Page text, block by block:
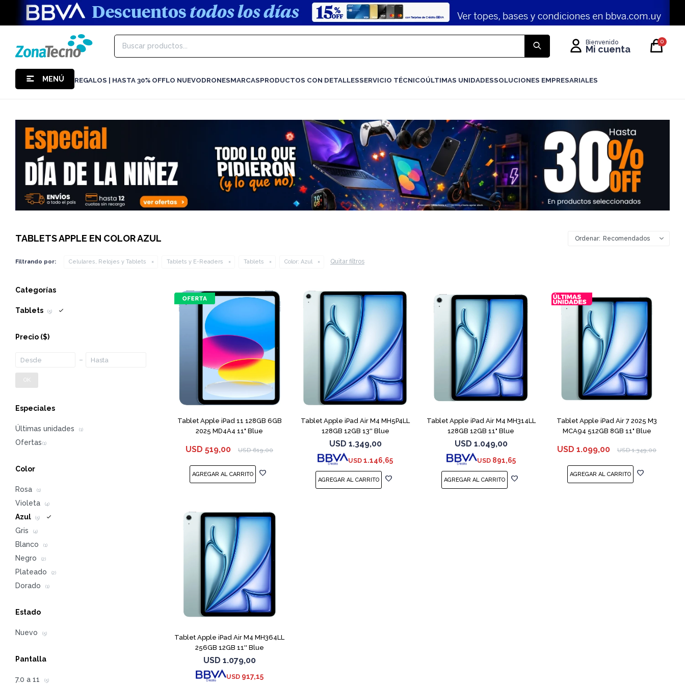
MENÚ REGALOS | HASTA 30% OFFLO NUEVODRONESMARCASPRODUCTOS CON DETALLESSERVICIO TÉCNICOÚLTIMAS UNIDADESSOLUCIONES EMPRESARIALES
0
TABLETS APPLE EN COLOR AZUL Recomendados
Filtrando por: Celulares, Relojes y Tablets Tablets y E-Readers Tablets Color: Azul Quitar filtros
Tablet Apple iPad 11 128GB 6GB
2025 MD4A4 11" Blue
USD 519,00 USD 619,00
Tablet Apple iPad Air M4 MH5P4LL
128GB 12GB 13'' Blue
USD 1.349,00
USD 1.146,65
Tablet Apple iPad Air M4 MH314LL
128GB 12GB 11" Blue
USD 1.049,00
USD 891,65
Tablet Apple iPad Air 7 2025 M3
MCA94 512GB 8GB 11" Blue
USD 1.099,00 USD 1.349,00
Tablet Apple iPad Air M4 MH364LL
256GB 12GB 11'' Blue
USD 1.079,00
USD 917,15
Categorías
Tablets (5)
Precio ($)
OK
Especiales
Últimas unidades (1)
Color
Rosa (1)
Violeta (4)
Azul (5)
Gris (4)
Blanco (1)
Negro (2)
Plateado (2)
Dorado (1)
Estado
Nuevo (5)
Pantalla
7.0 a 11 (5)